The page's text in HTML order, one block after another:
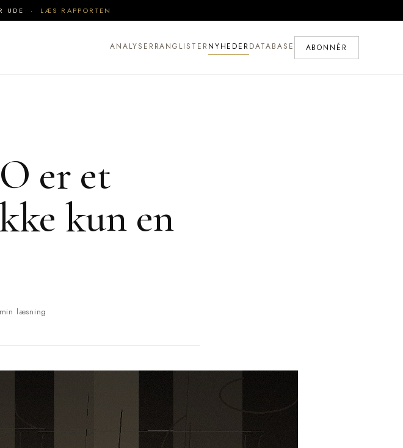
UDE · LÆS RAPPORTEN
ANALYSERRANGLISTERNYHEDERDATABASE ABONNÉR
er et
kun en
læsning